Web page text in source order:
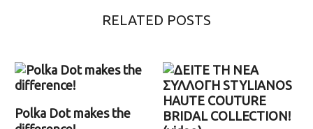
RELATED POSTS
Polka Dot makes the